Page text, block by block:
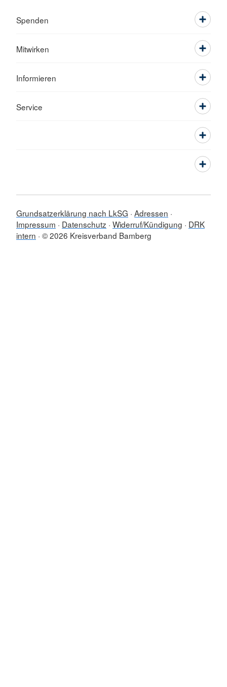
Spenden
Mitwirken
Informieren
Service
Grundsatzerklärung nach LkSG Adressen
Impressum
Datenschutz Widerruf/Kündigung
DRK
intern © 2026 Kreisverband Bamberg